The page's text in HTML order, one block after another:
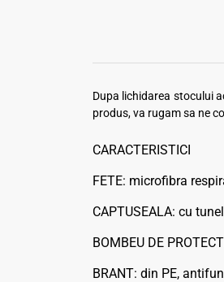
Dupa lichidarea stocului
produs, va rugam sa ne
CARACTERISTICI
FETE: microfibra
CAPTUSEALA: cu
BOMBEU DE
BRANT: din PE,